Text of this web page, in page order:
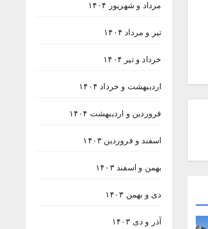
مرداد و شهریور ۱۴۰۴
تیر و مرداد ۱۴۰۴
خرداد و تیر ۱۴۰۴
اردیبهشت و خرداد ۱۴۰۴
فروردین و اردیبهشت ۱۴۰۴
اسفند و فروردین ۱۴۰۳
بهمن و اسفند ۱۴۰۳
دی و بهمن ۱۴۰۳
آذر و دی ۱۴۰۳